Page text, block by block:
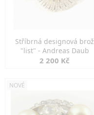
Stříbrná designová brož
"list" - Andreas Daub
2 200 Kč
NOVÉ